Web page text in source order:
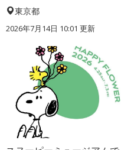
東京都
2026年7月14日 10:01 更新